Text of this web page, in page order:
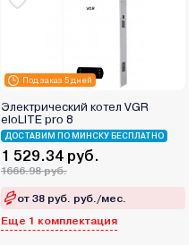
Под заказ 5 дней
Электрический котел VGR
eloLITE pro 8
ДОСТАВИМ ПО МИНСКУ БЕСПЛАТНО
1 529.34 руб.
1666.98 руб.
от 38 руб. руб./мес.
Еще 1 комплектация